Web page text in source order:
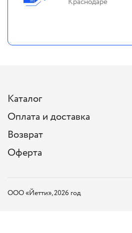
Каталог
Оплата и доставка
Возврат
Оферта
ООО «Йетти», 2026 год